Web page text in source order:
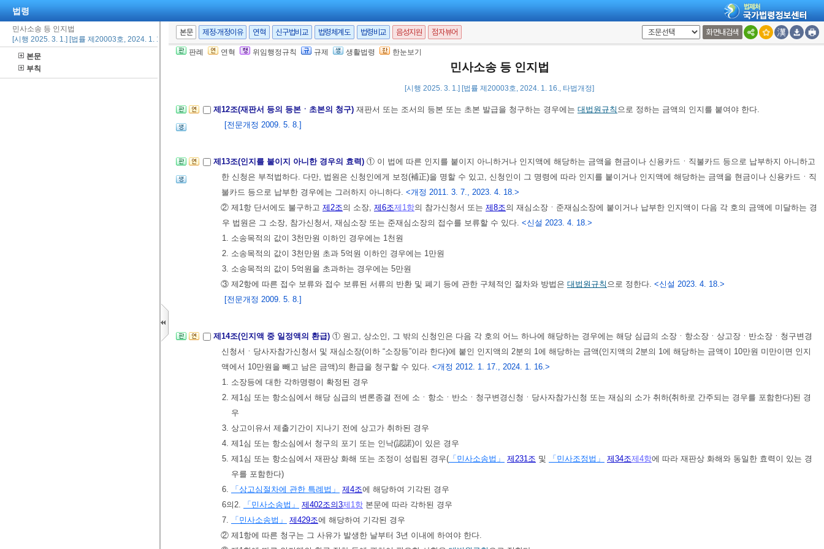
법령
민사소송 등 인지법
[시행 2025. 3. 1.] [법률 제20003호, 2024. 1. 16., 타법개정]
본문
부칙
본문 제정·개정이유 연혁 신구법비교 법령체계도 법령비교 음성지원 점자뷰어 화면내검색
판례 연혁 위임행정규칙 규제 생활법령 한눈보기
민사소송 등 인지법
[시행 2025. 3. 1.] [법률 제20003호, 2024. 1. 16., 타법개정]
제11조(항고장 등)①제9조또는제10조 의 신청에 관한 재판(항고법원의 재판을 포함한다)에 대한 항고장(抗告狀) 및 상소장(上訴狀)에는 해당 신청서에 붙인 인지액의 2배
에 해당하는 인지를 붙여야 한다.
② 제1항의 항고장 외의 항고장에는 2천원의 인지를 붙여야 한다.
제12조(재판서 등의 등본ㆍ초본의 청구) 재판서 또는 조서의 등본 또는 초본 발급을 청구하는 경우에는 대법원규칙 으로 정하는 금액의 인지를 붙여야 한다.
[전문개정 2009. 5. 8.]
제13조(인지를 붙이지 아니한 경우의 효력) ① 이 법에 따른 인지를 붙이지 아니하거나 인지액에 해당하는 금액을 현금이나 신용카드ㆍ직불카드 등으로 납부하지 아니하고
한 신청은 부적법하다. 다만, 법원은 신청인에게 보정(補正)을 명할 수 있고, 신청인이 그 명령에 따라 인지를 붙이거나 인지액에 해당하는 금액을 현금이나 신용카드ㆍ직
불카드 등으로 납부한 경우에는 그러하지 아니하다. <개정 2011. 3. 7., 2023. 4. 18.>
② 제1항 단서에도 불구하고 제2조의 소장, 제6조제1항의 참가신청서 또는 제8조의 재심소장ㆍ준재심소장에 붙이거나 납부한 인지액이 다음 각 호의 금액에 미달하는 경
우 법원은 그 소장, 참가신청서, 재심소장 또는 준재심소장의 접수를 보류할 수 있다. <신설 2023. 4. 18.>
1. 소송목적의 값이 3천만원 이하인 경우에는 1천원
2. 소송목적의 값이 3천만원 초과 5억원 이하인 경우에는 1만원
3. 소송목적의 값이 5억원을 초과하는 경우에는 5만원
③ 제2항에 따른 접수 보류와 접수 보류된 서류의 반환 및 폐기 등에 관한 구체적인 절차와 방법은 대법원규칙 으로 정한다. <신설 2023. 4. 18.>
[전문개정 2009. 5. 8.]
제14조(인지액 중 일정액의 환급) ① 원고, 상소인, 그 밖의 신청인은 다음 각 호의 어느 하나에 해당하는 경우에는 해당 심급의 소장ㆍ항소장ㆍ상고장ㆍ반소장ㆍ청구변경
신청서ㆍ당사자참가신청서 및 재심소장(이하 “소장등”이라 한다)에 붙인 인지액의 2분의 1에 해당하는 금액(인지액의 2분의 1에 해당하는 금액이 10만원 미만이면 인지
액에서 10만원을 빼고 남은 금액)의 환급을 청구할 수 있다. <개정 2012. 1. 17., 2024. 1. 16.>
1. 소장등에 대한 각하명령이 확정된 경우
2. 제1심 또는 항소심에서 해당 심급의 변론종결 전에 소ㆍ항소ㆍ반소ㆍ청구변경신청ㆍ당사자참가신청 또는 재심의 소가 취하(취하로 간주되는 경우를 포함한다)된 경
우
3. 상고이유서 제출기간이 지나기 전에 상고가 취하된 경우
4. 제1심 또는 항소심에서 청구의 포기 또는 인낙(認諾)이 있은 경우
5. 제1심 또는 항소심에서 재판상 화해 또는 조정이 성립된 경우( 「민사소송법」 제231조 및 「민사조정법」 제34조제4항에 따라 재판상 화해와 동일한 효력이 있는 경
우를 포함한다)
6.
「상고심절차에 관한 특례법」 제4조에 해당하여 기각된 경우
6의2.
「민사소송법」 제402조의3제1항 본문에 따라 각하된 경우
7.
「민사소송법」 제429조에 해당하여 기각된 경우
② 제1항에 따른 청구는 그 사유가 발생한 날부터 3년 이내에 하여야 한다.